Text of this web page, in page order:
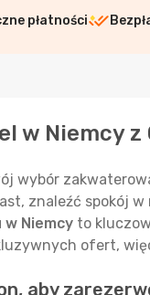
płatności
w Niemcy z
wybór
znaleźć spokój
Niemcy to
ofert,
aby